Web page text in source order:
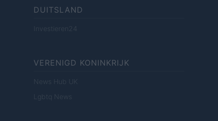
DUITSLAND
Investieren24
VERENIGD KONINKRIJK
News Hub UK
Lgbtq News